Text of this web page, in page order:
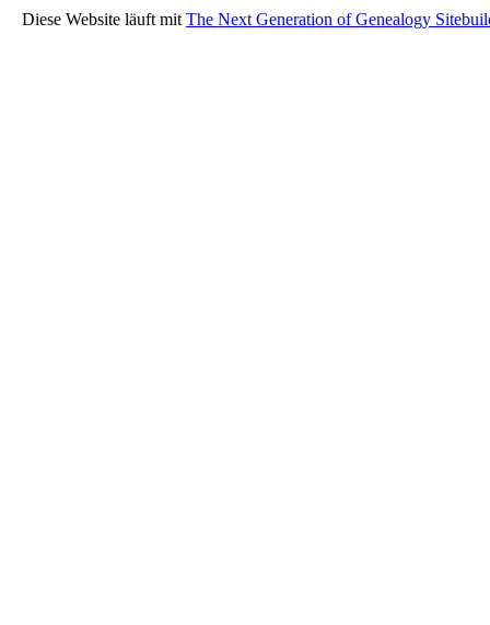
Diese Website läuft mit The Next Generation of Genealogy